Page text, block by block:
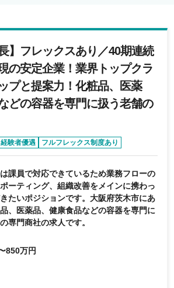
】フレックスあり／40期連続
の安定企業！業界トップクラ
プと提案力！化粧品、医薬
どの容器を専門に扱う老舗の
経験者優遇
フルフレックス制度あり
完全週休2日制
課員で対応できているため業務フローの
ーティング、組織改善をメインに携わっ
たいポジションです。大阪府茨木市にあ
、医薬品、健康食品などの容器を専門に
専門商社の求人です。
850万円